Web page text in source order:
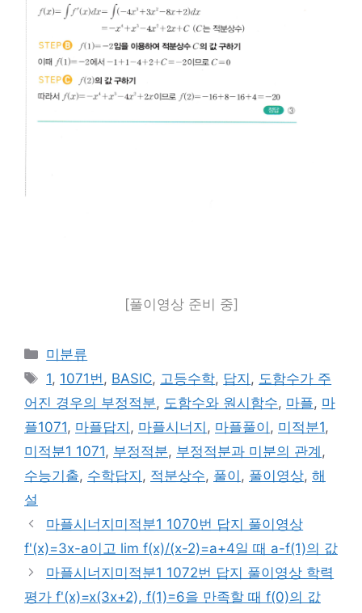
[풀이영상 준비 중]
카
테
리
미분류
태
그
1, 1071번, BASIC, 고등수학, 답지 , 도함수가 주
어진 경우의 부정적분, 도함수와 원시함수, 마플, 마
플1071, 마플답지 , 마플시너지 , 마플풀이 , 미적분1,
미적분1 1071, 부정적분, 부정적분과 미분의 관계 ,
수능기출, 수학답지 , 적분상수, 풀이 , 풀이영상, 해
설
마플시너지미적분1 1070번 답지 풀이영상
f'(x)=3x-a이고 lim f(x)/(x-2)=a+4일 때 a-f(1)의 값
마플시너지미적분1 1072번 답지 풀이영상 학력
평가 f'(x)=x(3x+2), f(1)=6을 만족할 때 f(0)의 값